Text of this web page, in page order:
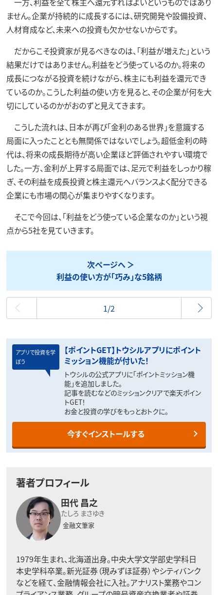
ません。企業が持続的に成長するには、研究開発や設備投資、
人材育成など、未来への投資も欠かせないからです。
だからこそ投資家が見るべきなのは、「利益が増えた」という
結果だけではありません。利益をどう使っているのか。将来の
成長につながる投資を続けながら、株主にも利益を還元でき
ているのか。こうした利益の使い方を見ると、その企業が何を大
切にしているのかがおのずと見えてきます。
こうした流れは、日本が再び「金利のある世界」を意識する
局面に入ったこととも無関係ではないでしょう。超低金利の時
代は、将来の成長期待が高い企業ほど評価されやすい環境で
した。一方、金利が上昇する局面では、足元で利益をしっかり稼
ぎ、その利益を成長投資と株主還元へバランスよく配分できる
企業にも市場の関心が集まりやすくなります。
そこで今回は、「利益をどう使っている企業なのか」という視
点から5社を見ていきます。
次ページへ
利益の使い方が「巧み」な5銘柄
最初
1/2
アプリで投資を学
ぼう
【ポイントGET】トウシルアプリにポイント
ミッション機能が付いた！
トウシルの公式アプリに「ポイントミッション機
能」を追加しました。
記事を読むなどのミッションクリアで楽天ポイン
トGET！
お金と投資の学びをもっとおトクに。
今すぐインストールする
著者プロフィール
田代 昌之
たしろ まさゆき
金融文筆家
1979年生まれ、北海道出身。中央大学文学部史学科日
本史学科卒業。新光証券（現みずほ証券）やシティバンク
などを経て、金融情報会社に入社。アナリスト業務やコン